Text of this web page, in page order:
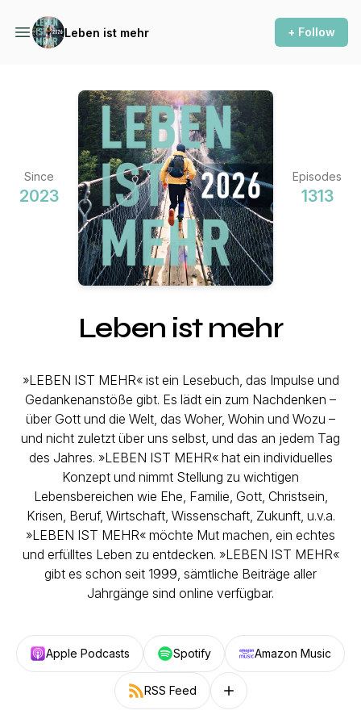
Leben ist mehr + Follow
Since
2023
Episodes
1313
Leben ist mehr
»LEBEN IST MEHR« ist ein Lesebuch, das Impulse und
Gedankenanstöße gibt. Es lädt ein zum Nachdenken –
über Gott und die Welt, das Woher, Wohin und Wozu –
und nicht zuletzt über uns selbst, und das an jedem Tag
des Jahres. »LEBEN IST MEHR« hat ein individuelles
Konzept und nimmt Stellung zu wichtigen
Lebensbereichen wie Ehe, Familie, Gott, Christsein,
Krisen, Beruf, Wirtschaft, Wissenschaft, Zukunft, u.v.a.
»LEBEN IST MEHR« möchte Mut machen, ein echtes
und erfülltes Leben zu entdecken. »LEBEN IST MEHR«
gibt es schon seit 1999, sämtliche Beiträge aller
Jahrgänge sind online verfügbar.
Apple Podcasts Spotify Amazon Music
RSS Feed Follow on other platforms